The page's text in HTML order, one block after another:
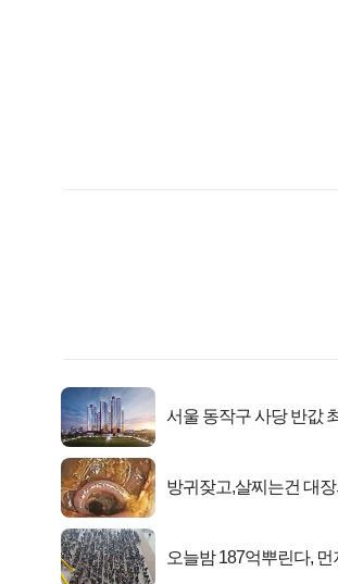
서울 동작구 사당 반값
방귀잦고,살찌는건 대
오늘밤 187억뿌린다, 먼